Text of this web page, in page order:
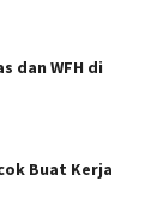
dan WFH di
Buat Kerja